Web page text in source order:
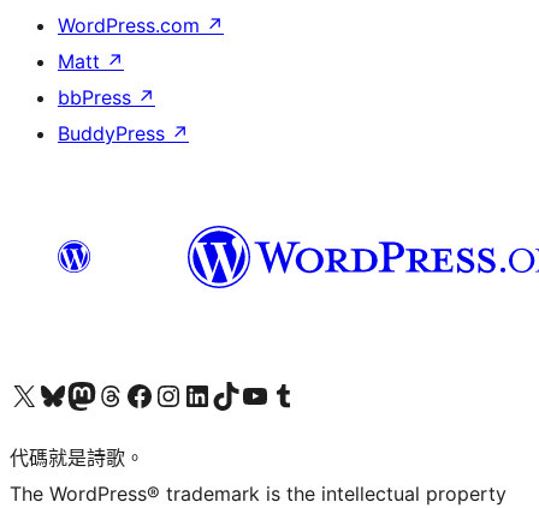
WordPress.com ↗
Matt ↗
bbPress ↗
BuddyPress ↗
Visit our X (formerly Twitter) account
Visit our Bluesky account
Visit our Mastodon account
Visit our Threads account
訪問我們的 Facebook 專頁Visit our Instagram account
Visit our LinkedIn account
Visit our TikTok account
Visit our YouTube channel
Visit our Tumblr account
代碼就是詩歌。
The WordPress® trademark is the intellectual property